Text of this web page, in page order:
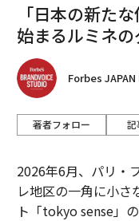
「日本の新た
始まるルミネ
Forbes
著者フォロー 記
2026年6月、パリ・
レ地区の一角に小さ
ト「tokyo sense」の